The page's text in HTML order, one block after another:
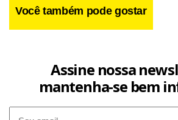
Você também pode gostar
Assine nossa
mantenha-se bem